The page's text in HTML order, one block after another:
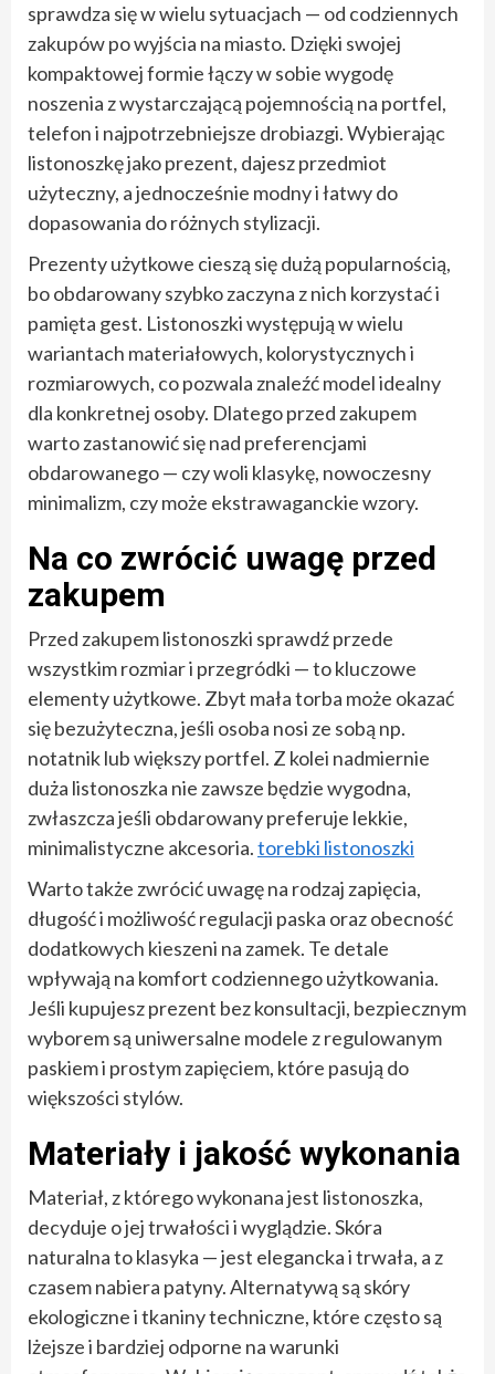
sprawdza się w wielu sytuacjach — od codziennych
zakupów po wyjścia na miasto. Dzięki swojej
kompaktowej formie łączy w sobie wygodę
noszenia z wystarczającą pojemnością na portfel,
telefon i najpotrzebniejsze drobiazgi. Wybierając
listonoszkę jako prezent, dajesz przedmiot
użyteczny, a jednocześnie modny i łatwy do
dopasowania do różnych stylizacji.
Prezenty użytkowe cieszą się dużą popularnością,
bo obdarowany szybko zaczyna z nich korzystać i
pamięta gest. Listonoszki występują w wielu
wariantach materiałowych, kolorystycznych i
rozmiarowych, co pozwala znaleźć model idealny
dla konkretnej osoby. Dlatego przed zakupem
warto zastanowić się nad preferencjami
obdarowanego — czy woli klasykę, nowoczesny
minimalizm, czy może ekstrawaganckie wzory.
Na co zwrócić uwagę przed
zakupem
Przed zakupem listonoszki sprawdź przede
wszystkim rozmiar i przegródki — to kluczowe
elementy użytkowe. Zbyt mała torba może okazać
się bezużyteczna, jeśli osoba nosi ze sobą np.
notatnik lub większy portfel. Z kolei nadmiernie
duża listonoszka nie zawsze będzie wygodna,
zwłaszcza jeśli obdarowany preferuje lekkie,
minimalistyczne akcesoria.torebki listonoszki
Warto także zwrócić uwagę na rodzaj zapięcia,
długość i możliwość regulacji paska oraz obecność
dodatkowych kieszeni na zamek. Te detale
wpływają na komfort codziennego użytkowania.
Jeśli kupujesz prezent bez konsultacji, bezpiecznym
wyborem są uniwersalne modele z regulowanym
paskiem i prostym zapięciem, które pasują do
większości stylów.
Materiały i jakość wykonania
Materiał, z którego wykonana jest listonoszka,
decyduje o jej trwałości i wyglądzie. Skóra
naturalna to klasyka — jest elegancka i trwała, a z
czasem nabiera patyny. Alternatywą są skóry
ekologiczne i tkaniny techniczne, które często są
lżejsze i bardziej odporne na warunki